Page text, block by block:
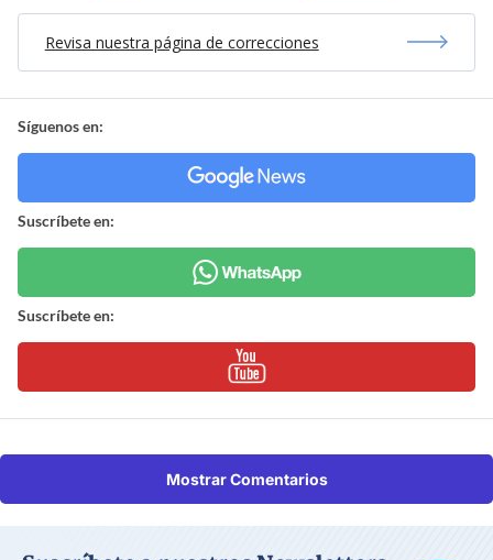
Revisa nuestra página de correcciones
Síguenos en:
Suscríbete en:
Suscríbete en:
Mostrar Comentarios